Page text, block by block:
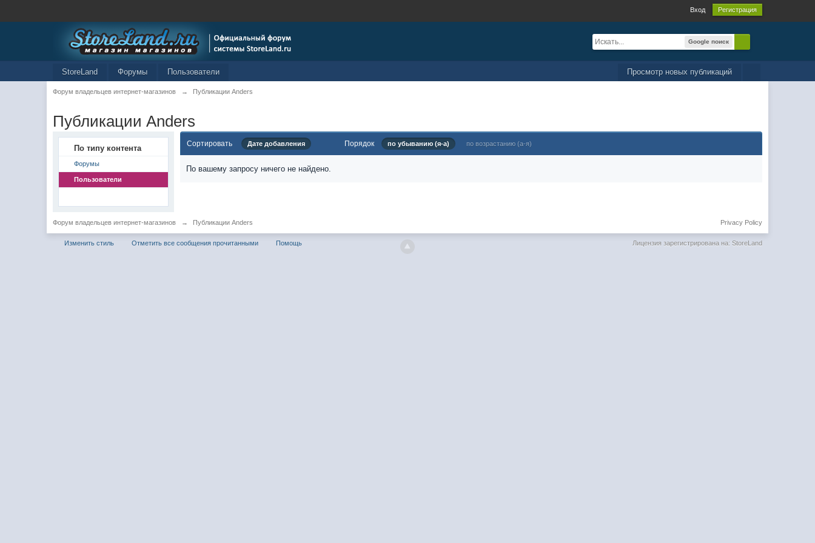
Вход Регистрация
Google поиск
Просмотр новых публикаций
StoreLand Форумы Пользователи
Форум владельцев интернет-магазинов → Публикации Anders
Публикации Anders
По типу контента
Форумы
Пользователи
Сортировать Дате добавления Порядок по убыванию (я-а) по возрастанию (а-я)
По вашему запросу ничего не найдено.
Форум владельцев интернет-магазинов → Публикации Anders Privacy Policy
Изменить стиль Отметить все сообщения прочитанными Помощь Лицензия зарегистрирована на: StoreLand